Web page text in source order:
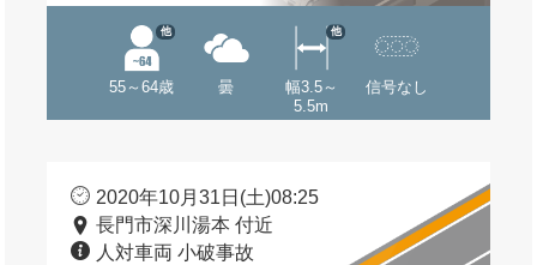
55～64歳
他
曇
幅3.5～
5.5m
他
信号なし
2020年10月31日(土)08:25
長門市深川湯本 付近
人対車両 小破事故